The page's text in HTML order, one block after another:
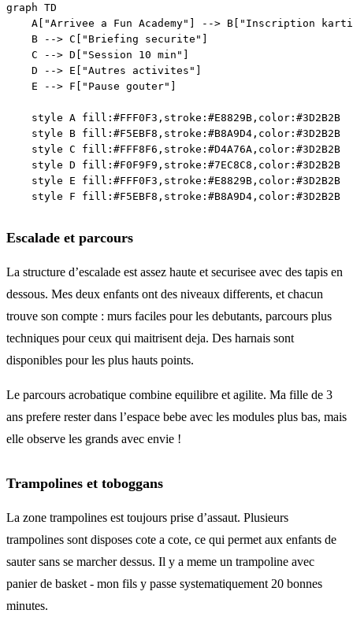
graph TD
A["Arrivee a Fun Academy"] --> B["Inscription
    B --> C["Briefing securite"]
    C --> D["Session 10 min"]
    D --> E["Autres activites"]
    E --> F["Pause gouter"]
    style A fill:#FFF0F3,stroke:#E8829B,color:#3D2B2B
    style B fill:#F5EBF8,stroke:#B8A9D4,color:#3D2B2B
    style C fill:#FFF8F6,stroke:#D4A76A,color:#3D2B2B
    style D fill:#F0F9F9,stroke:#7EC8C8,color:#3D2B2B
    style E fill:#FFF0F3,stroke:#E8829B,color:#3D2B2B
Escalade et parcours
La structure d’escalade est assez haute et securisee avec des tapis en
dessous. Mes deux enfants ont des niveaux differents, et chacun
trouve son compte : murs faciles pour les debutants, parcours plus
techniques pour ceux qui maitrisent deja. Des harnais sont
disponibles pour les plus hauts points.
Le parcours acrobatique combine equilibre et agilite. Ma fille de 3
ans prefere rester dans l’espace bebe avec les modules plus bas, mais
elle observe les grands avec envie !
Trampolines et toboggans
La zone trampolines est toujours prise d’assaut. Plusieurs
trampolines sont disposes cote a cote, ce qui permet aux enfants de
sauter sans se marcher dessus. Il y a meme un trampoline avec
panier de basket - mon fils y passe systematiquement 20 bonnes
minutes.